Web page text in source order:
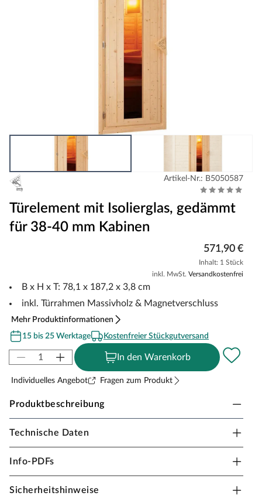
Artikel-Nr.: B5050587
Türelement mit Isolierglas, gedämmt
für 38-40 mm Kabinen
571,90 €
Inhalt: 1 Stück
inkl. MwSt. Versandkostenfrei
B x H x T: 78,1 x 187,2 x 3,8 cm
inkl. Türrahmen Massivholz & Magnetverschluss
Mehr Produktinformationen
15 bis 25 Werktage
Kostenfreier Stückgutversand
In den Warenkorb
Individuelles Angebot Fragen zum Produkt
Produktbeschreibung
KARIBU Türelement mit Isolierglas
Wärmegedämmte Holztür mit Isolierglas
Technische Daten
Info-PDFs
Sicherheitshinweise